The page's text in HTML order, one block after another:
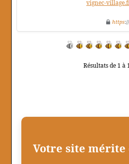
vignec-
https
Résultats de 1 à
Votre site mérite